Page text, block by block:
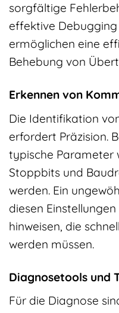
sorgfältige
effektive Debugging
ermöglichen eine
Behebung von
Erkennen von
Die Identifikation
erfordert Präzision.
typische Parameter
Stoppbits und
werden. Ein
diesen
hinweisen, die
werden müssen.
Diagnosetools und
Für die Diagnose